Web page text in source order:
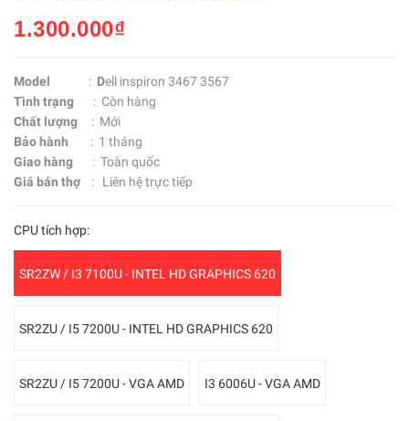
1.300.000₫
Model : Dell inspiron 3467 3567
Tình trạng
: Còn hàng
Chất lượng : Mới
Bảo hành
: 1 tháng
Giao hàng : Toàn quốc
Giá bán thợ : Liên hệ trực tiếp
CPU tích hợp:
SR2ZW / I3 7100U - INTEL HD GRAPHICS 620
SR2ZU / I5 7200U - INTEL HD GRAPHICS 620
SR2ZU / I5 7200U - VGA AMD I3 6006U - VGA AMD